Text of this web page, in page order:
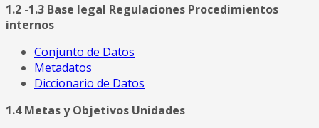
1.2 -1.3 Base legal Regulaciones Procedimientos
internos
Conjunto de Datos
Metadatos
Diccionario de Datos
1.4 Metas y Objetivos Unidades